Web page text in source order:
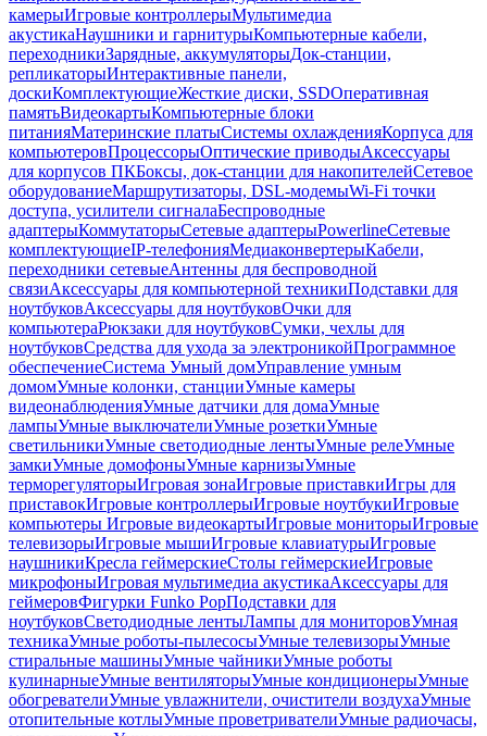
камерыИгровые контроллерыМультимедиа
акустикаНаушники и гарнитурыКомпьютерные кабели,
переходникиЗарядные, аккумуляторыДок-станции,
репликаторыИнтерактивные панели,
доскиКомплектующиеЖесткие диски, SSDОперативная
памятьВидеокартыКомпьютерные блоки
питанияМатеринские платыСистемы охлажденияКорпуса для
компьютеровПроцессорыОптические приводыАксессуары
для корпусов ПКБоксы, док-станции для накопителейСетевое
оборудованиеМаршрутизаторы, DSL-модемыWi-Fi точки
доступа, усилители сигналаБеспроводные
адаптерыКоммутаторыСетевые адаптерыPowerlineСетевые
комплектующиеIP-телефонияМедиаконвертерыКабели,
переходники сетевыеАнтенны для беспроводной
связиАксессуары для компьютерной техникиПодставки для
ноутбуковАксессуары для ноутбуковОчки для
компьютераРюкзаки для ноутбуковСумки, чехлы для
ноутбуковСредства для ухода за электроникойПрограммное
обеспечениеСистема Умный домУправление умным
домомУмные колонки, станцииУмные камеры
видеонаблюденияУмные датчики для домаУмные
лампыУмные выключателиУмные розеткиУмные
светильникиУмные светодиодные лентыУмные релеУмные
замкиУмные домофоныУмные карнизыУмные
терморегуляторыИгровая зонаИгровые приставкиИгры для
приставокИгровые контроллерыИгровые ноутбукиИгровые
компьютеры Игровые видеокартыИгровые мониторыИгровые
телевизорыИгровые мышиИгровые клавиатурыИгровые
наушникиКресла геймерскиеСтолы геймерскиеИгровые
микрофоныИгровая мультимедиа акустикаАксессуары для
геймеровФигурки Funko PopПодставки для
ноутбуковСветодиодные лентыЛампы для мониторовУмная
техникаУмные роботы-пылесосыУмные телевизорыУмные
стиральные машиныУмные чайникиУмные роботы
кулинарныеУмные вентиляторыУмные кондиционерыУмные
обогревателиУмные увлажнители, очистители воздухаУмные
отопительные котлыУмные проветривателиУмные радиочасы,